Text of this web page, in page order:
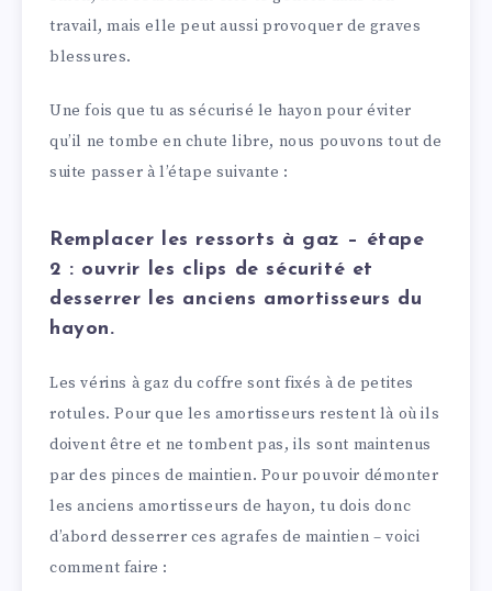
travail, mais elle peut aussi provoquer de graves
blessures.
Une fois que tu as sécurisé le hayon pour éviter
qu’il ne tombe en chute libre, nous pouvons tout de
suite passer à l’étape suivante :
Remplacer les ressorts à gaz – étape
2 : ouvrir les clips de sécurité et
desserrer les anciens amortisseurs du
hayon.
Les vérins à gaz du coffre sont fixés à de petites
rotules. Pour que les amortisseurs restent là où ils
doivent être et ne tombent pas, ils sont maintenus
par des pinces de maintien. Pour pouvoir démonter
les anciens amortisseurs de hayon, tu dois donc
d’abord desserrer ces agrafes de maintien – voici
comment faire :